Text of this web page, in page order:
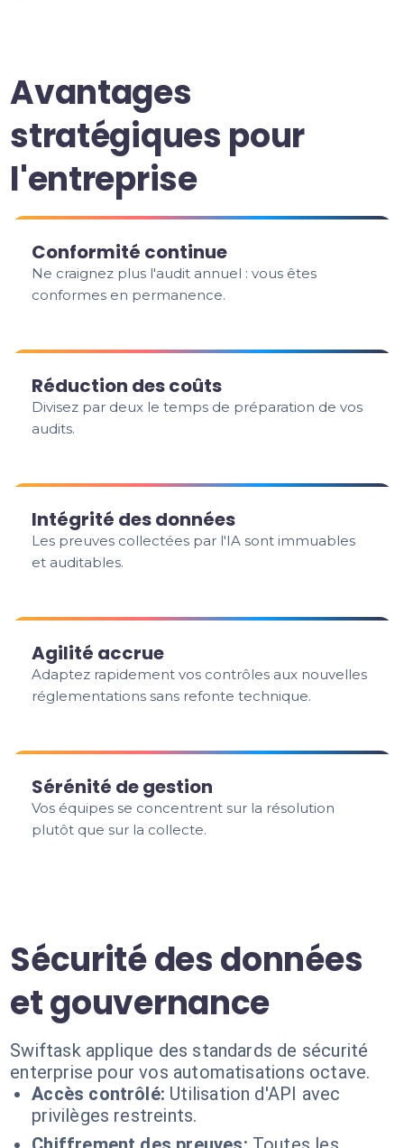
Avantages
stratégiques pour
l'entreprise
Conformité continue
Ne craignez plus l'audit annuel : vous êtes
conformes en permanence.
Réduction des coûts
Divisez par deux le temps de préparation de vos
audits.
Intégrité des données
Les preuves collectées par l'IA sont immuables
et auditables.
Agilité accrue
Adaptez rapidement vos contrôles aux nouvelles
réglementations sans refonte technique.
Sérénité de gestion
Vos équipes se concentrent sur la résolution
plutôt que sur la collecte.
Sécurité des données
et gouvernance
Swiftask applique des standards de sécurité
enterprise pour vos automatisations octave.
Accès contrôlé: Utilisation d'API avec
privilèges restreints.